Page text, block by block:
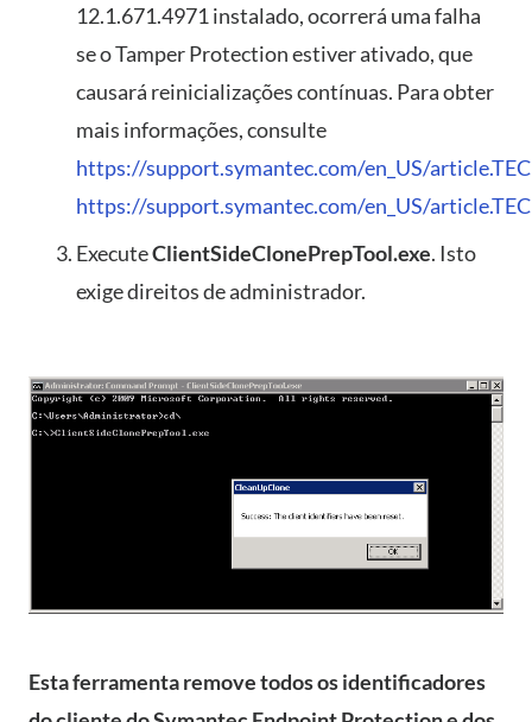
12.1.671.4971 instalado, ocorrerá uma falha
se o Tamper Protection estiver ativado, que
causará reinicializações contínuas. Para obter
mais informações, consulte
https://support.symantec.com/en_US/
https://support.symantec.com/en_US/
ExecuteClientSideClonePrepTool.exe. Isto
exige direitos de administrador.
Esta ferramenta remove todos os identificadores